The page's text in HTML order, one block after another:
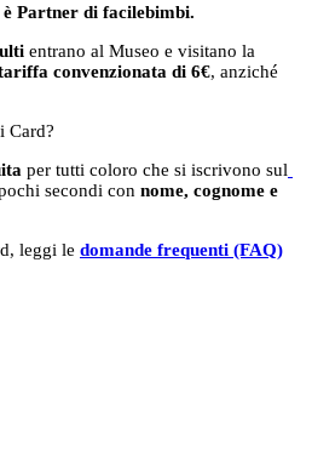
Partner di facilebimbi.
entrano al Museo e visitano la
convenzionata di 6€, anziché
Card?
per tutti coloro che si iscrivono sul
secondi con nome, cognome e
leggi le domande frequenti (FAQ)